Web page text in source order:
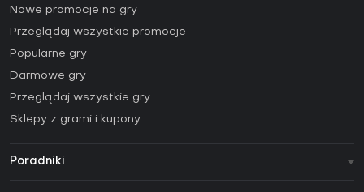
Nowe promocje na gry
Przeglądaj wszystkie promocje
Popularne gry
Darmowe gry
Przeglądaj wszystkie gry
Sklepy z grami i kupony
Poradniki